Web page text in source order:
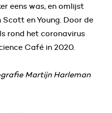
eens was, en omlijst
en Young. Door de
rond het coronavirus
Café in 2020.
Martijn Harleman